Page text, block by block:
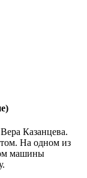
Казанцева.
На одном из
машины